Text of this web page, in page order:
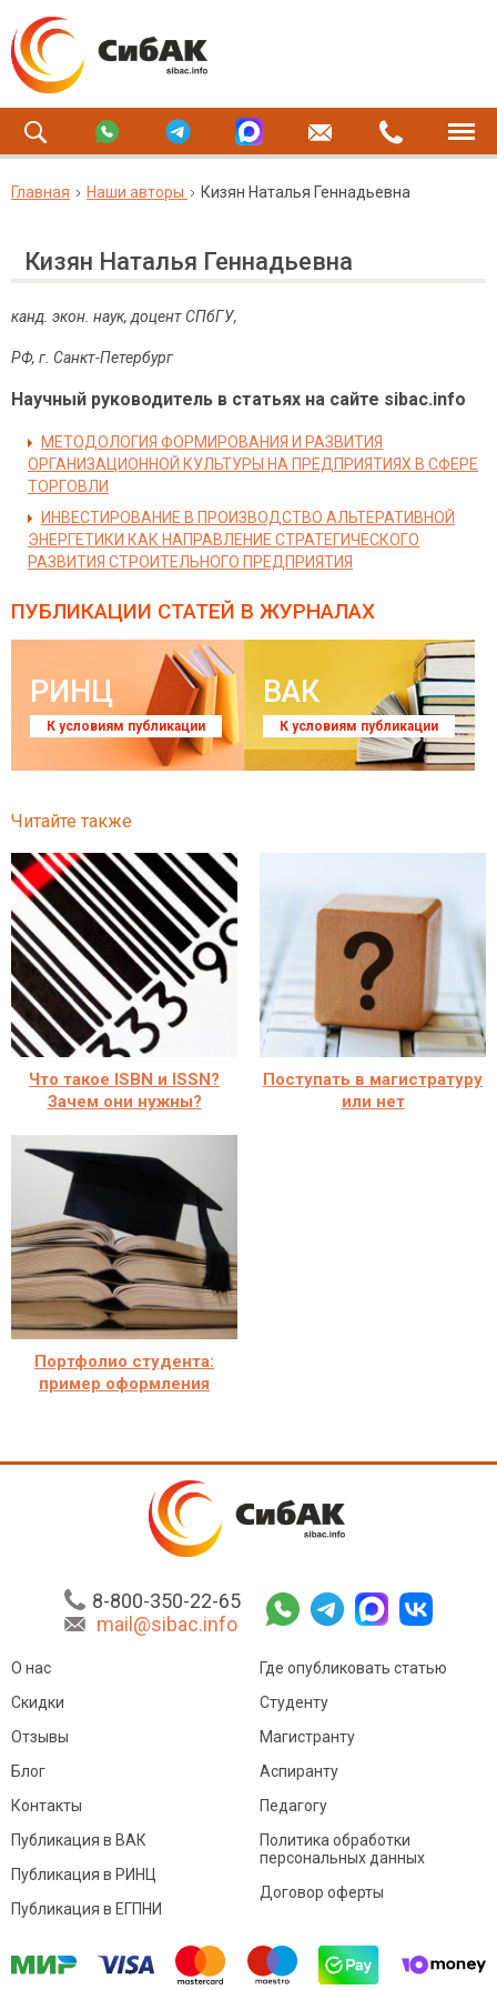
Главная Наши авторы Кизян Наталья Геннадьевна
Кизян Наталья Геннадьевна
канд. экон. наук, доцент СПбГУ,
РФ, г. Санкт-Петербург
Научный руководитель в статьях на сайте sibac.info
МЕТОДОЛОГИЯ ФОРМИРОВАНИЯ И РАЗВИТИЯ
ОРГАНИЗАЦИОННОЙ КУЛЬТУРЫ НА ПРЕДПРИЯТИЯХ В СФЕРЕ
ТОРГОВЛИ
ИНВЕСТИРОВАНИЕ В ПРОИЗВОДСТВО АЛЬТЕРАТИВНОЙ
ЭНЕРГЕТИКИ КАК НАПРАВЛЕНИЕ СТРАТЕГИЧЕСКОГО
РАЗВИТИЯ СТРОИТЕЛЬНОГО ПРЕДПРИЯТИЯ
ПУБЛИКАЦИИ СТАТЕЙ В ЖУРНАЛАХ
РИНЦ
К условиям публикации
ВАК
К условиям публикации
Читайте также
Что такое ISBN и ISSN?
Зачем они нужны?
Поступать в магистратуру
или нет
Портфолио студента:
пример оформления
8-800-350-22-65
mail@sibac.info
О нас
Скидки
Отзывы
Блог
Контакты
Где опубликовать статью
Студенту
Магистранту
Аспиранту
Педагогу
Публикация в ВАК
Публикация в РИНЦ
Публикация в ЕГПНИ
Политика обработки
персональных данных
Договор оферты